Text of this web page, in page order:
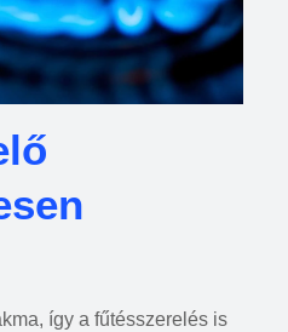
így a fűtésszerelés is